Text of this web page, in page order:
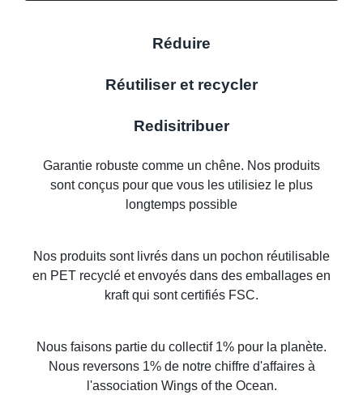
Réduire
Réutiliser et recycler
Redisitribuer
Garantie robuste comme un chêne. Nos produits
sont conçus pour que vous les utilisiez le plus
longtemps possible
Nos produits sont livrés dans un pochon réutilisable
en PET recyclé et envoyés dans des emballages en
kraft qui sont certifiés FSC.
Nous faisons partie du collectif 1% pour la planète.
Nous reversons 1% de notre chiffre d'affaires à
l'association Wings of the Ocean.